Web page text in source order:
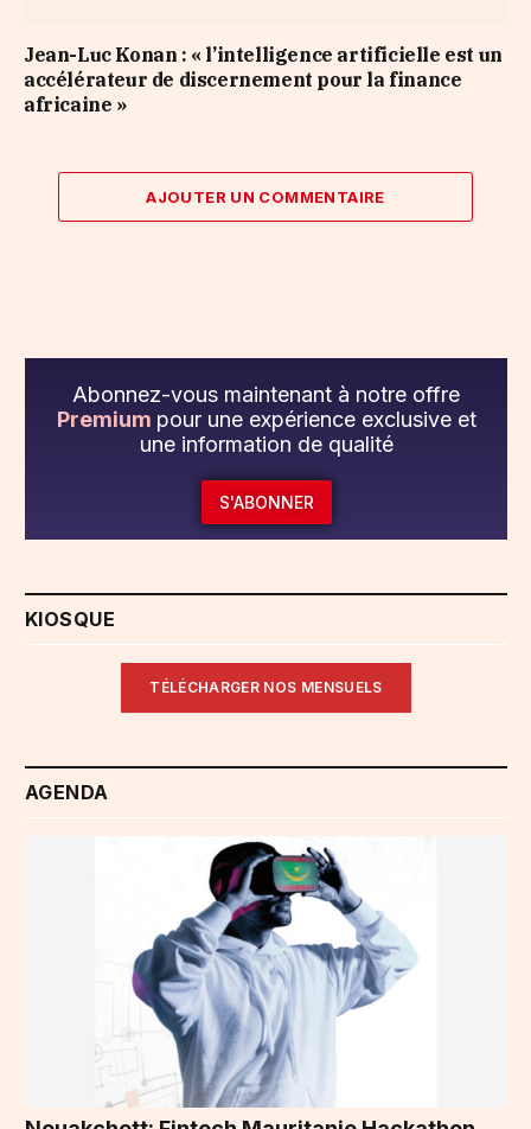
Jean-Luc Konan : « l’intelligence artificielle est un
accélérateur de discernement pour la finance
africaine »
AJOUTER UN COMMENTAIRE
Abonnez-vous maintenant à notre offre
Premium pour une expérience exclusive et
une information de qualité
S'ABONNER
KIOSQUE
TÉLÉCHARGER NOS MENSUELS
AGENDA